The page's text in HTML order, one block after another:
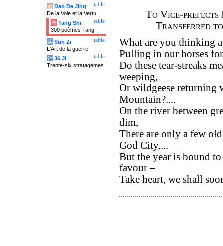
To Vice-prefects
Transferred to
What are you thinking
Pulling in our horses
Do these tear-streaks
weeping,
Or wildgeese returning
Mountain?....
On the river between
dim,
There are only a few
God City....
But the year is bound
favour –
Take heart, we shall
table
道 Dao De Jing
De la Voie et la Vertu
table
唐 Tang Shi
300 poèmes Tang
table
兵 Sun Zi
L'Art de la guerre
table
计 36 Ji
Trente-six stratagèmes